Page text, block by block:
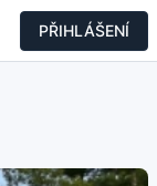
PŘIHLÁŠENÍ